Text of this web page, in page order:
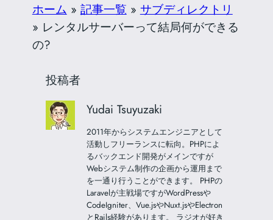
ホーム » 記事一覧 » サブディレクトリ
» レンタルサーバーって結局何ができる
の?
投稿者
Yudai Tsuyuzaki
2011年からシステムエンジニアとして
活動しフリーランスに転向。PHPによ
るバックエンド開発がメインですが
Webシステム制作の企画から運用まで
を一通り行うことができます。 PHPの
Laravelが主戦場ですがWordPressや
CodeIgniter、Vue.jsやNuxt.jsやElectron
とRails経験があります。 ラジオが好き